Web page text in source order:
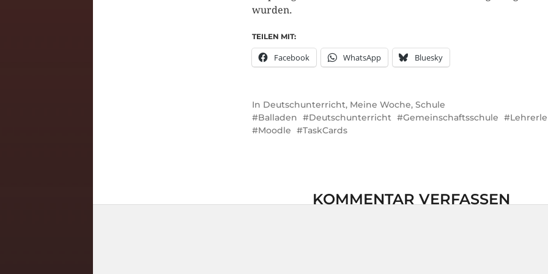
wurden.
TEILEN MIT:
Facebook WhatsApp Bluesky
In Deutschunterricht, Meine Woche, Schule
Balladen
Deutschunterricht Gemeinschaftsschule
Moodle
TaskCards
KOMMENTAR VERFASSEN